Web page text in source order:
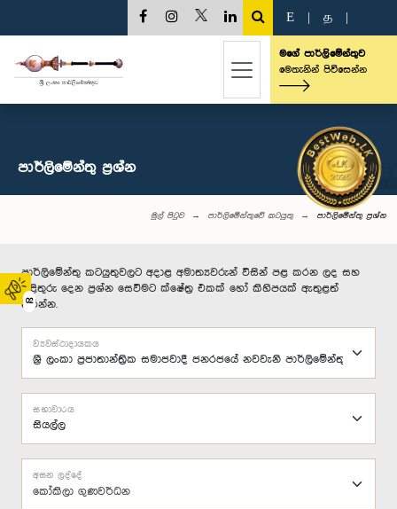
02
E த
මගේ පාර්ලිමේන්තුව
මෙතැනින් පිවිසෙන්න
පාර්ලි‌මේන්තු‌ ප්‍රශ්න
මුල් පිටුව පාර්ලිමේන්තුවේ කටයුතු පාර්ලි‌මේන්තු‌ ප්‍රශ්න
පාර්ලිමේන්තු කටයුතුවලට අදාළ අමාත්‍යවරුන් විසින් පළ කරන ලද සහ
පිළිතුරු දෙන ප්‍රශ්න සෙවීමට ක්ෂේත්‍ර එකක් හෝ කිහිපයක් ඇතුළත්
කරන්න.
ව්‍යවස්ථාදායකය
සභාවාරය
කෝකිලා ගුණවර්ධන
අසන ලද්දේ